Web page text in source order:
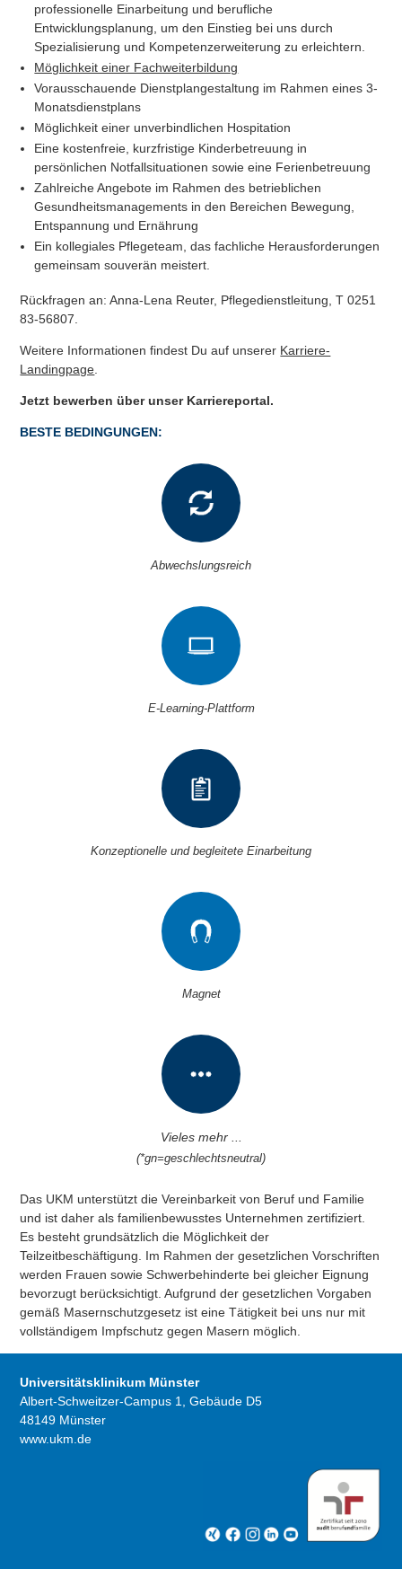
professionelle Einarbeitung und berufliche
Entwicklungsplanung, um den Einstieg bei uns durch
Spezialisierung und Kompetenzerweiterung zu erleichtern.
Möglichkeit einer Fachweiterbildung
Vorausschauende Dienstplangestaltung im Rahmen eines 3-
Monatsdienstplans
Möglichkeit einer unverbindlichen Hospitation
Eine kostenfreie, kurzfristige Kinderbetreuung in
persönlichen Notfallsituationen sowie eine Ferienbetreuung
Zahlreiche Angebote im Rahmen des betrieblichen
Gesundheitsmanagements in den Bereichen Bewegung,
Entspannung und Ernährung
Ein kollegiales Pflegeteam, das fachliche Herausforderungen
gemeinsam souverän meistert.
Rückfragen an: Anna-Lena Reuter, Pflegedienstleitung, T 0251
83-56807.
Weitere Informationen findest Du auf unserer Karriere-
Landingpage
Jetzt bewerben über unser Karriereportal.
BESTE BEDINGUNGEN:
Abwechslungsreich
E-Learning-Plattform
Konzeptionelle und begleitete Einarbeitung
Magnet
Vieles mehr ...
(*gn=geschlechtsneutral)
Das UKM unterstützt die Vereinbarkeit von Beruf und Familie
und ist daher als familienbewusstes Unternehmen zertifiziert.
Es besteht grundsätzlich die Möglichkeit der
Teilzeitbeschäftigung. Im Rahmen der gesetzlichen Vorschriften
werden Frauen sowie Schwerbehinderte bei gleicher Eignung
bevorzugt berücksichtigt. Aufgrund der gesetzlichen Vorgaben
gemäß Masernschutzgesetz ist eine Tätigkeit bei uns nur mit
vollständigem Impfschutz gegen Masern möglich.
Universitätsklinikum Münster
Albert-Schweitzer-Campus 1, Gebäude D5
48149 Münster
www.ukm.de